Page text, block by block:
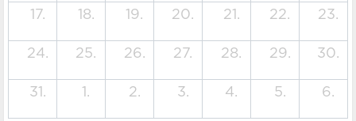
17. 18. 19. 20. 21. 22. 23.
24. 25. 26. 27. 28. 29. 30.
31. 1. 2. 3. 4. 5. 6.